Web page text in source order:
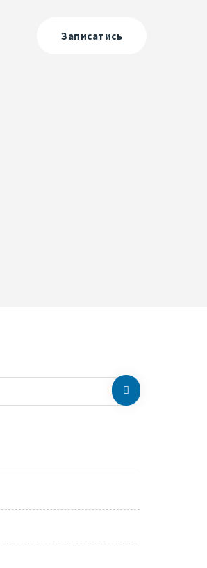
Записатись